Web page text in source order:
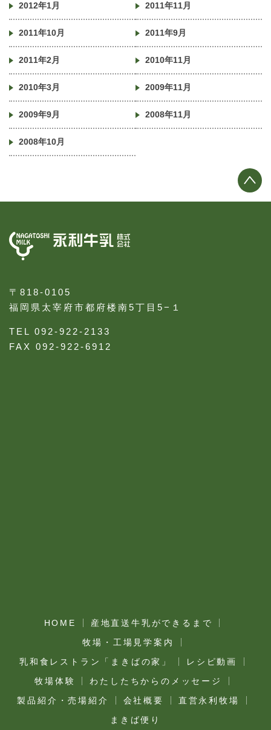
2012年1月 2011年11月
2011年10月 2011年9月
2011年2月 2010年11月
2010年3月 2009年11月
2009年9月 2008年11月
2008年10月
〒818-0105
福岡県太宰府市都府楼南5丁目5−１
TEL 092-922-2133
FAX 092-922-6912
HOME
産地直送牛乳ができるまで
牧場・工場見学案内
乳和食レストラン「まきばの家」
レシピ動画
牧場体験
わたしたちからのメッセージ
製品紹介・売場紹介
会社概要
直営永利牧場
まきば便り